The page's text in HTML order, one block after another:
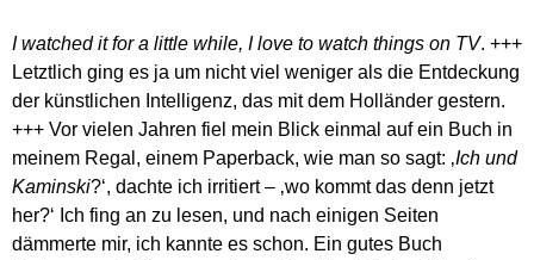
I watched it for a little while, I love to watch things on TV. +++
Letztlich ging es ja um nicht viel weniger als die Entdeckung
der künstlichen Intelligenz, das mit dem Holländer gestern.
+++ Vor vielen Jahren fiel mein Blick einmal auf ein Buch in
meinem Regal, einem Paperback, wie man so sagt: ‚Ich und
Kaminski?‘, dachte ich irritiert – ‚wo kommt das denn jetzt
her?‘ Ich fing an zu lesen, und nach einigen Seiten
dämmerte mir, ich kannte es schon. Ein gutes Buch